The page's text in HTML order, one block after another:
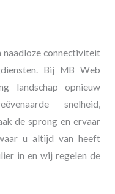
naadloze connectiviteit
Bij MB Web
landschap opnieuw
snelheid,
de sprong en ervaar
u altijd van heeft
in en wij regelen de